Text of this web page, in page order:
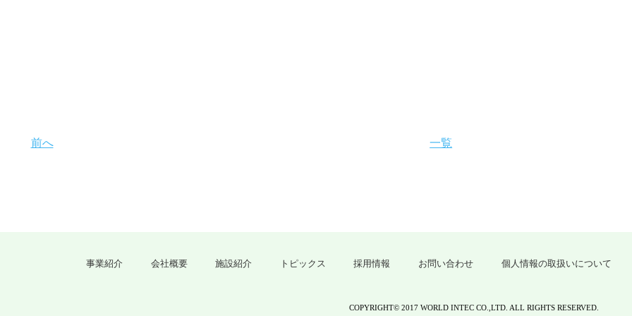
前へ 一覧
事業紹介 会社概要 施設紹介 トピックス 採用情報 お問い合わせ 個人情報の取扱いについて
COPYRIGHT© 2017 WORLD INTEC CO.,LTD. ALL RIGHTS RESERVED.